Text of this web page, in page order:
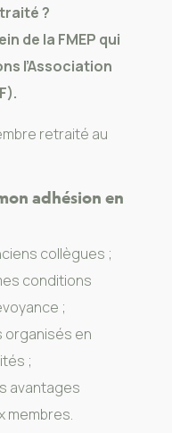
?
de la FMEP qui
l’Association
retraité au
adhésion en
collègues ;
conditions
;
organisés en
;
avantages
membres.